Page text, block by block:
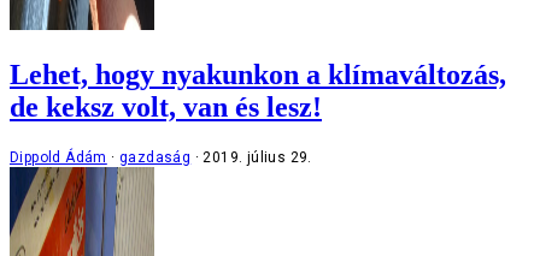
Lehet, hogy nyakunkon a klímaváltozás,
de keksz volt, van és lesz!
Dippold Ádám gazdaság 2019. július 29.